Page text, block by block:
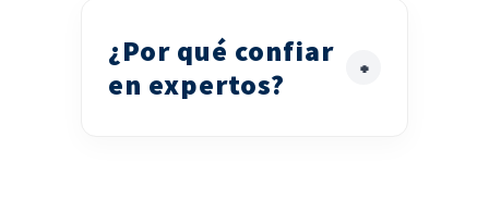
¿Por qué confiar
en expertos?